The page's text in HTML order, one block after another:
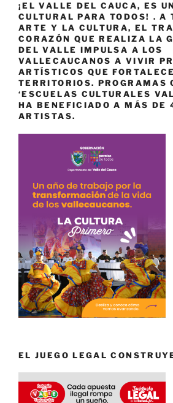
¡EL VALLE DEL CAUCA, ES
CULTURAL PARA TODOS! . A
ARTE Y LA CULTURA, EL
CORAZÓN QUE REALIZA LA
DEL VALLE IMPULSA A LOS
VALLECAUCANOS A VIVIR
ARTÍSTICOS QUE
TERRITORIOS. PROGRAMAS
‘ESCUELAS CULTURALES
HA BENEFICIADO A MÁS DE
ARTISTAS.
EL JUEGO LEGAL